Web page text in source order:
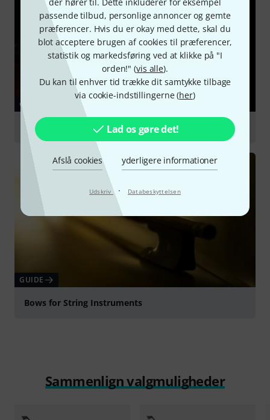
passende tilbud, personlige annoncer og gemte
præferencer. Hvis du er okay med dette, skal du
blot acceptere brugen af cookies til præferencer,
statistik og markedsføring ved at klikke på "I
orden!" (vis alle).
Du kan til enhver tid trække dit samtykke tilbage
via cookie-indstillingerne (her)
Lad os gøre det!
Afslå cookies yderligere informationer
Udskriv · Databeskyttelsen
GUIDE
Cello
GUIDE
Bows for String Instruments
Sammenlign valgmuligheder